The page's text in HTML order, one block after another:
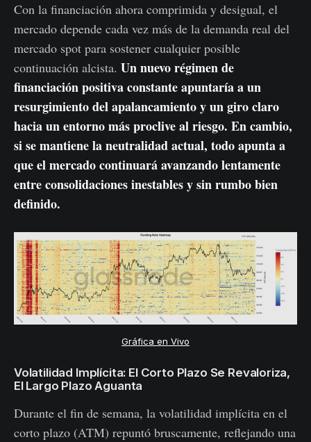
Con la financiación ahora comprimida y desigual, el
mercado depende cada vez más de la demanda real del
mercado spot para sostener cualquier posible
continuación alcista. Un nuevo régimen de
financiación positiva constante apuntaría a un
resurgimiento del apalancamiento y un giro claro
hacia un entorno más proclive al riesgo. En cambio,
si se mantiene la neutralidad actual, todo apunta a
que el mercado continuará avanzando lentamente
entre consolidaciones inestables y sin rumbo bien
definido.
Gráfica en Vivo
Volatilidad Implícita: El Corto Plazo Se Revaloriza,
El Largo Plazo Aguanta
Durante el fin de semana, la volatilidad implícita en el
corto plazo (ATM) repuntó bruscamente, reflejando una